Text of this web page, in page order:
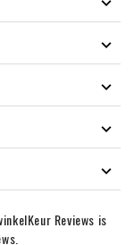




Reviews is